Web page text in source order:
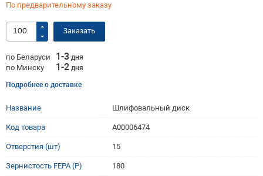
По предварительному заказу
Заказать
по Беларуси 1-3 дня
по Минску 1-2 дня
Подробнее о доставке
Название Шлифовальный диск
Код товара A00006474
Отверстия (шт) 15
Зернистость FEPA (P) 180